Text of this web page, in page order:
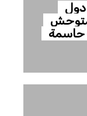
دول
متوحش